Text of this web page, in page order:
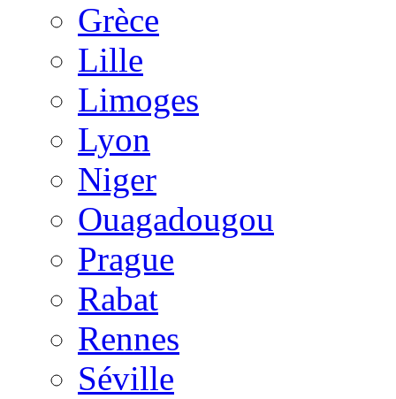
Grèce
Lille
Limoges
Lyon
Niger
Ouagadougou
Prague
Rabat
Rennes
Séville